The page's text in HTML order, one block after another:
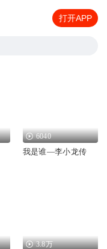
打开APP
6040
我是谁—李小龙传
3.8万